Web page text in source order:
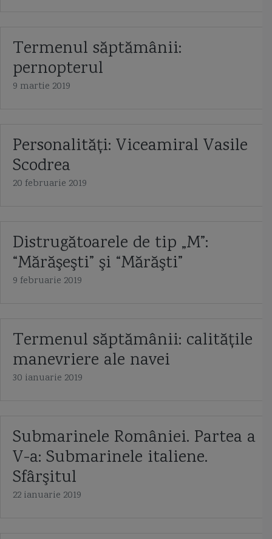
Termenul săptămânii:
pernopterul
9 martie 2019
Personalități: Viceamiral Vasile
Scodrea
20 februarie 2019
Distrugătoarele de tip „M”:
“Mărăşeşti” şi “Mărăşti”
9 februarie 2019
Termenul săptămânii: calităţile
manevriere ale navei
30 ianuarie 2019
Submarinele României. Partea a
V-a: Submarinele italiene.
Sfârşitul
22 ianuarie 2019